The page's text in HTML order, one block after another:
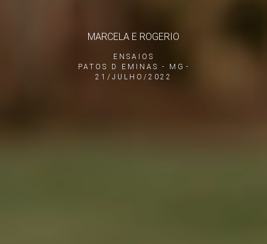
ENSAIOS
PATOS D EMINAS - MG
21/JULHO/2022
MARCELA E ROGERIO